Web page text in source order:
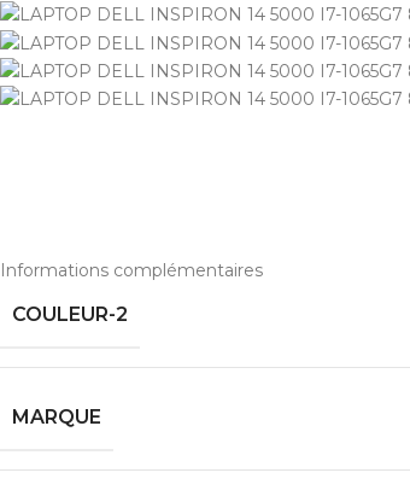
Informations complémentaires
COULEUR-2
MARQUE